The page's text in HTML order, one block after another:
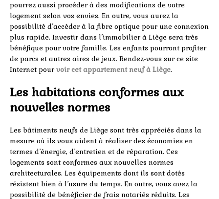
pourrez aussi procéder à des modifications de votre
logement selon vos envies. En outre, vous aurez la
possibilité d’accéder à la fibre optique pour une connexion
plus rapide. Investir dans l’immobilier à Liège sera très
bénéfique pour votre famille. Les enfants pourront profiter
de parcs et autres aires de jeux. Rendez-vous sur ce site
Internet pour voir cet appartement neuf à Liège.
Les habitations conformes aux
nouvelles normes
Les bâtiments neufs de Liège sont très appréciés dans la
mesure où ils vous aident à réaliser des économies en
termes d’énergie, d’entretien et de réparation. Ces
logements sont conformes aux nouvelles normes
architecturales. Les équipements dont ils sont dotés
résistent bien à l’usure du temps. En outre, vous avez la
possibilité de bénéficier de frais notariés réduits. Les